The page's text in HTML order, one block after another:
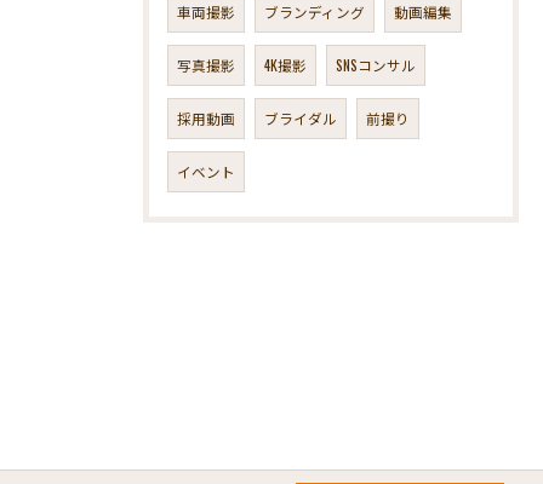
車両撮影 ブランディング 動画編集
写真撮影 4K撮影 SNSコンサル
採用動画 ブライダル 前撮り
イベント